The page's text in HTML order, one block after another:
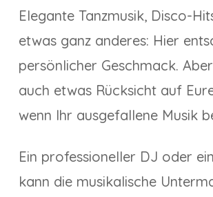
Elegante Tanzmusik, Disco-
etwas ganz anderes: Hier
persönlicher Geschmack.
auch etwas Rücksicht auf
wenn Ihr ausgefallene Musik
Ein professioneller DJ oder
kann die musikalische